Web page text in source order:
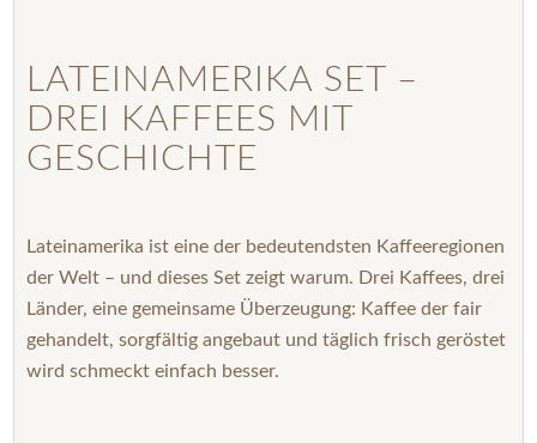
LATEINAMERIKA SET –
DREI KAFFEES MIT
GESCHICHTE
Lateinamerika ist eine der bedeutendsten Kaffeeregionen
der Welt – und dieses Set zeigt warum. Drei Kaffees, drei
Länder, eine gemeinsame Überzeugung: Kaffee der fair
gehandelt, sorgfältig angebaut und täglich frisch geröstet
wird schmeckt einfach besser.